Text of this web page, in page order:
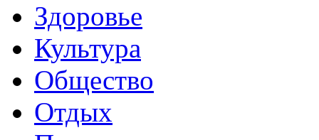
Здоровье
Культура
Общество
Отдых